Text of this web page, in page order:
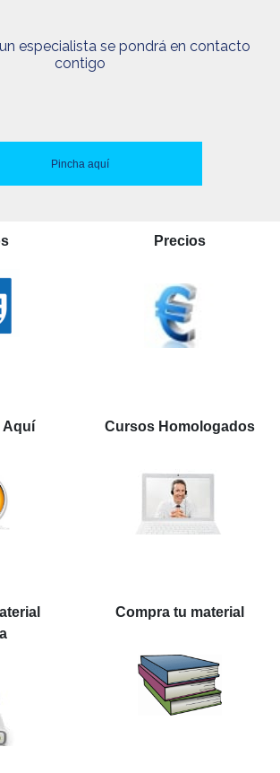
especialista se pondrá en contacto
contigo
Pincha aquí
Precios
Aquí Cursos Homologados
Compra tu material